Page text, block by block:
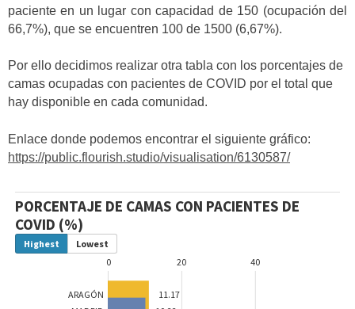
paciente en un lugar con capacidad de 150 (ocupación del
66,7%), que se encuentren 100 de 1500 (6,67%).
Por ello decidimos realizar otra tabla con los porcentajes de
camas ocupadas con pacientes de COVID por el total que
hay disponible en cada comunidad.
Enlace donde podemos encontrar el siguiente gráfico:
https://public.flourish.studio/visualisation/6130587/